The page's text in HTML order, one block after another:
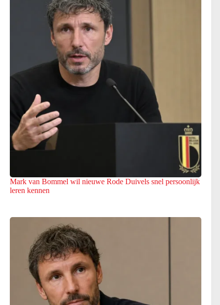
Mark van Bommel wil nieuwe Rode Duivels snel persoonlijk
leren kennen